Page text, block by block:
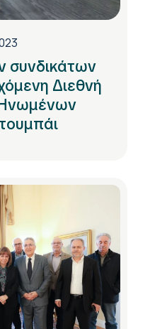
συνδικάτων
Διεθνή